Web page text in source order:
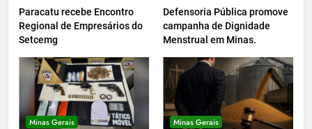
Paracatu recebe Encontro
Regional de Empresários do
Setcemg
Defensoria Pública promove
campanha de Dignidade
Menstrual em Minas.
Minas Gerais Minas Gerais